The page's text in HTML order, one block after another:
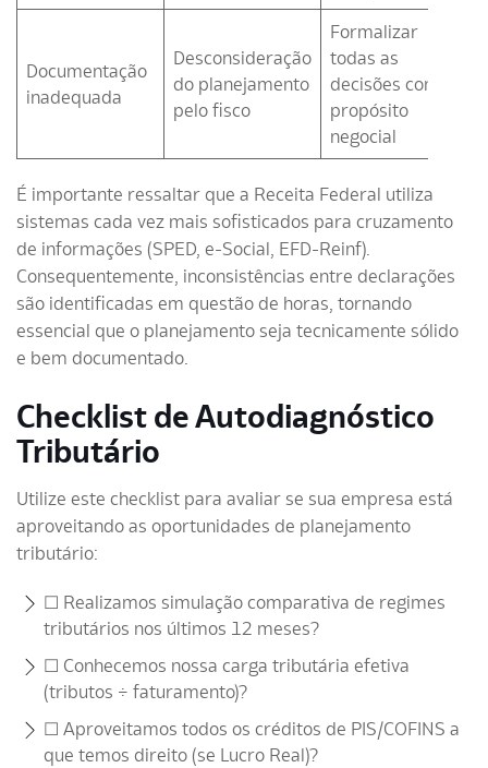
Documentação
inadequada
Desconsideração
do planejamento
pelo fisco
Formalizar
todas as
decisões com
propósito
negocial
É importante ressaltar que a Receita Federal utiliza
sistemas cada vez mais sofisticados para cruzamento
de informações (SPED, e-Social, EFD-Reinf).
Consequentemente, inconsistências entre declarações
são identificadas em questão de horas, tornando
essencial que o planejamento seja tecnicamente sólido
e bem documentado.
Checklist de Autodiagnóstico
Tributário
Utilize este checklist para avaliar se sua empresa está
aproveitando as oportunidades de planejamento
tributário:
☐ Realizamos simulação comparativa de regimes
tributários nos últimos 12 meses?
☐ Conhecemos nossa carga tributária efetiva
(tributos ÷ faturamento)?
☐ Aproveitamos todos os créditos de PIS/COFINS a
que temos direito (se Lucro Real)?